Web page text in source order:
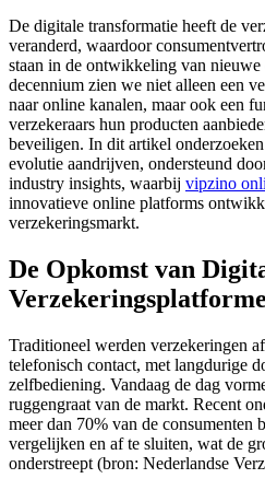
De digitale transformatie heeft de
veranderd, waardoor
staan in de ontwikkeling van nieuwe
decennium zien we niet alleen een
naar online kanalen, maar ook een
verzekeraars hun producten
beveiligen. In dit artikel
evolutie aandrijven, ondersteund
industry insights, waarbij vipzino
innovatieve online platforms
verzekeringsmarkt.
De Opkomst van
Traditioneel werden verzekeringen
telefonisch contact, met langdurige
zelfbediening. Vandaag de dag
ruggengraat van de markt. Recent
meer dan 70% van de consumenten
vergelijken en af te sluiten, wat de
onderstreept (bron: Nederlandse